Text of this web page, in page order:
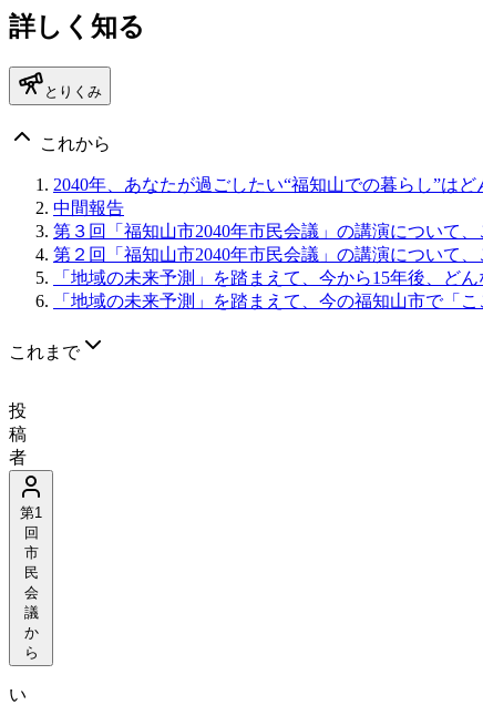
詳しく知る
とりくみ
これから
2040年、あなたが過ごしたい“福知山での暮らし”はど
中間報告
第３回「福知山市2040年市民会議」の講演について、
第２回「福知山市2040年市民会議」の講演について、
「地域の未来予測」を踏まえて、今から15年後、ど
「地域の未来予測」を踏まえて、今の福知山市で「
これまで
投
稿
者
第1
回
市
民
会
議
か
ら
い